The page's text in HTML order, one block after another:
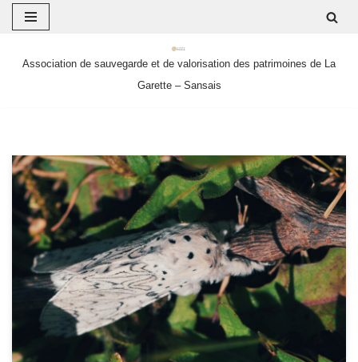
auAssociation de sauvegarde et de valorisation des patrimoines de La
Garette – Sansais